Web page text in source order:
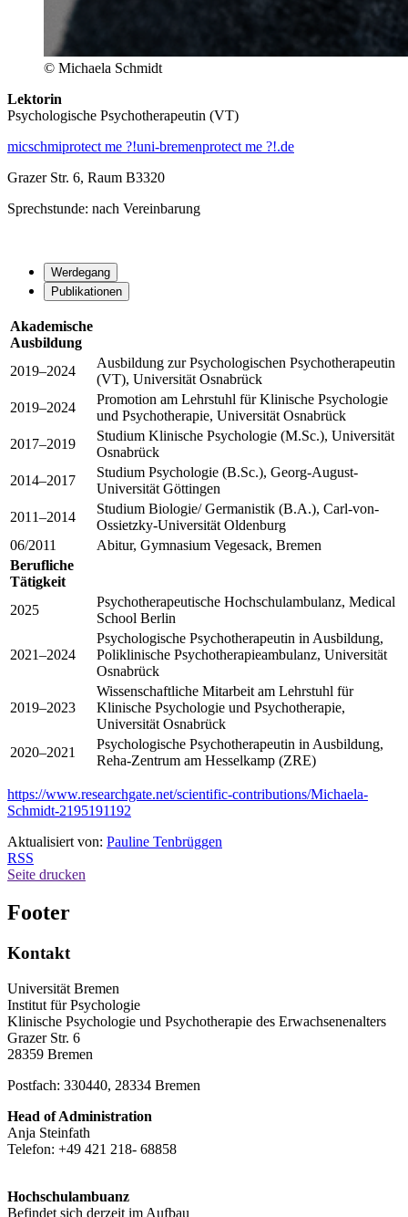
© Michaela Schmidt
Lektorin
Psychologische Psychotherapeutin (VT)
micschmiprotect me ?!uni-bremenprotect me ?!.de
Grazer Str. 6, Raum B3320
Sprechstunde: nach Vereinbarung
Werdegang
Publikationen
Akademische
Ausbildung
2019–2024
Ausbildung zur Psychologischen Psychotherapeutin
(VT), Universität Osnabrück
2019–2024
Promotion am Lehrstuhl für Klinische Psychologie
und Psychotherapie, Universität Osnabrück
2017–2019
Studium Klinische Psychologie (M.Sc.), Universität
Osnabrück
2014–2017
Studium Psychologie (B.Sc.), Georg-August-
Universität Göttingen
2011–2014
Studium Biologie/ Germanistik (B.A.), Carl-von-
Ossietzky-Universität Oldenburg
06/2011
Abitur, Gymnasium Vegesack, Bremen
Berufliche
Tätigkeit
2025
Psychotherapeutische Hochschulambulanz, Medical
School Berlin
2021–2024
Psychologische Psychotherapeutin in Ausbildung,
Poliklinische Psychotherapieambulanz, Universität
Osnabrück
2019–2023
Wissenschaftliche Mitarbeit am Lehrstuhl für
Klinische Psychologie und Psychotherapie,
Universität Osnabrück
2020–2021
Psychologische Psychotherapeutin in Ausbildung,
Reha-Zentrum am Hesselkamp (ZRE)
https://www.researchgate.net/scientific-contributions/Michaela-
Schmidt-2195191192
Aktualisiert von: Pauline Tenbrüggen
RSS
Seite drucken
Footer
Kontakt
Universität Bremen
Institut für Psychologie
Klinische Psychologie und Psychotherapie des Erwachsenenalters
Grazer Str. 6
28359 Bremen
Postfach: 330440, 28334 Bremen
Head of Administration
Anja Steinfath
Telefon: +49 421 218- 68858
Hochschulambuanz
Befindet sich derzeit im Aufbau